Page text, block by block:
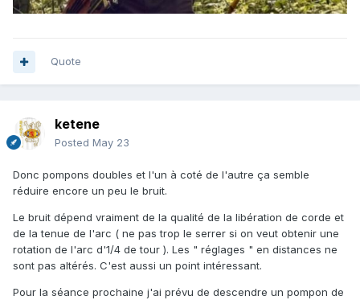
Quote
ketene
Posted May 23
Donc pompons doubles et l'un à coté de l'autre ça semble
réduire encore un peu le bruit.
Le bruit dépend vraiment de la qualité de la libération de corde et
de la tenue de l'arc ( ne pas trop le serrer si on veut obtenir une
rotation de l'arc d'1/4 de tour ). Les " réglages " en distances ne
sont pas altérés. C'est aussi un point intéressant.
Pour la séance prochaine j'ai prévu de descendre un pompon de